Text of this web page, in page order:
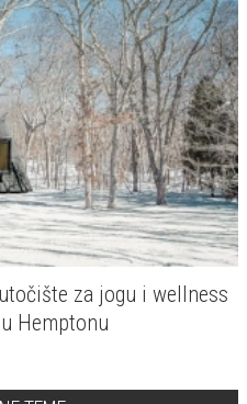
za jogu i wellness
Hemptonu